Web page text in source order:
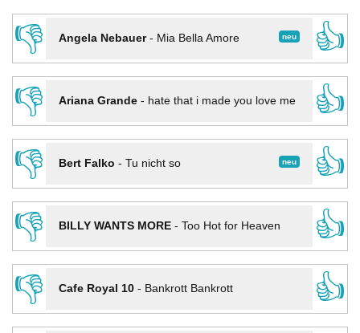
👎 neu
Angela Nebauer- Mia Bella Amore
👍
👎
Ariana Grande- hate that i made you love me
👍
👎
neu
Bert Falko - Tu nicht so
👍
👎
BILLY WANTS MORE- Too Hot for Heaven
👍
👎
Cafe Royal 10- Bankrott Bankrott
👍